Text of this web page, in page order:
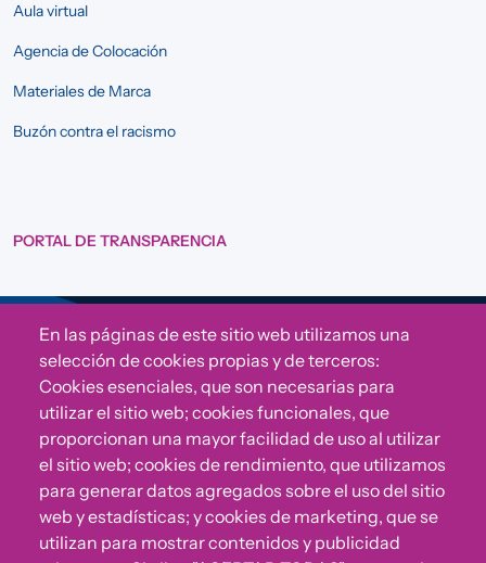
Aula virtual
Agencia de Colocación
Materiales de Marca
Buzón contra el racismo
PORTAL DE TRANSPARENCIA
Sigue a Comunidad CONVIVE
En las páginas de este sitio web utilizamos una
selección de cookies propias y de terceros:
Cookies esenciales, que son necesarias para
utilizar el sitio web; cookies funcionales, que
proporcionan una mayor facilidad de uso al utilizar
el sitio web; cookies de rendimiento, que utilizamos
para generar datos agregados sobre el uso del sitio
web y estadísticas; y cookies de marketing, que se
utilizan para mostrar contenidos y publicidad